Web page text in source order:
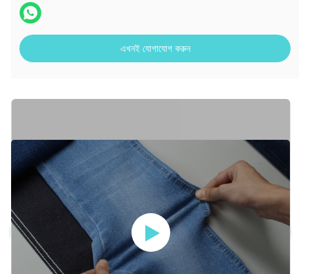
এখনই যোগাযোগ করুন